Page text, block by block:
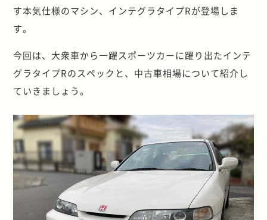
す本気仕様のマシン、インテグラタイプRが登場しま
す。
今回は、大衆車から一躍スポーツカーに躍り出たインテ
グラタイプRのスペックと、中古車相場について紹介し
ていきましょう。